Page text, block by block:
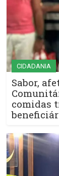
CIDADANIA
Sabor,
comidas